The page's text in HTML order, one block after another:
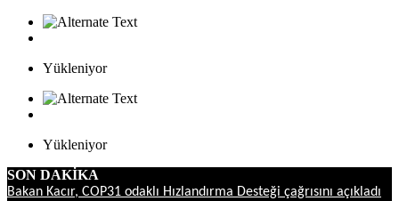
Yükleniyor
Yükleniyor
SON DAKİKA
Bakan Kacır, COP31 odaklı Hızlandırma Desteği çağrısını açıkladı